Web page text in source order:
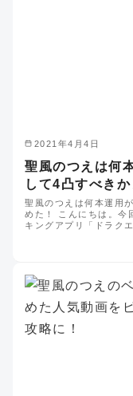
2021年4月4日
聖風のつえは何
して4凸すべきか
聖風のつえは何本運用
めた！ こんにちは。今
キングアプリ「ドラク